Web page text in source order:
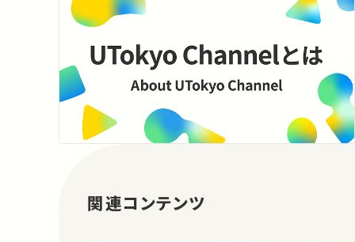
関連コンテンツ